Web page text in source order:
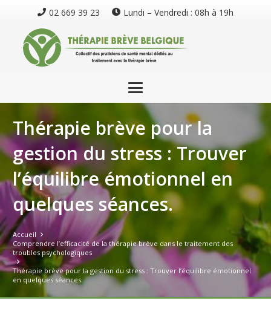
02 669 39 23 Lundi – Vendredi : 08h à 19h
Thérapie brève pour la
gestion du stress : Trouver
l’équilibre émotionnel en
quelques séances.
Accueil
Comprendre l’efficacité de la thérapie brève dans le traitement des
troubles psychologiques
Thérapie brève pour la gestion du stress : Trouver l’équilibre émotionnel
en quelques séances.